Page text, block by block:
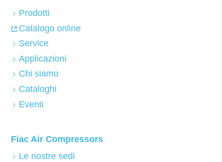
Prodotti
Catalogo online
Service
Applicazioni
Chi siamo
Cataloghi
Eventi
Fiac Air Compressors
Le nostre sedi